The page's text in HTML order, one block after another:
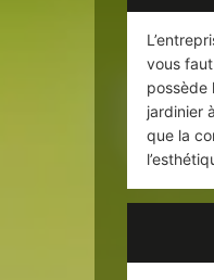
vous
possède
jardinier
que la